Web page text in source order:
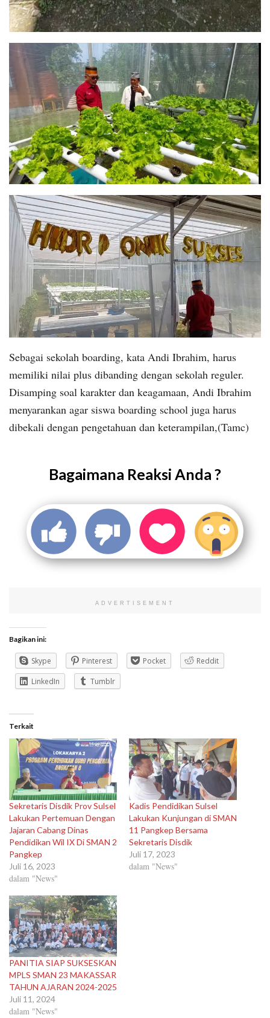
Sebagai sekolah boarding, kata Andi Ibrahim, harus
memiliki nilai plus dibanding dengan sekolah reguler.
Disamping soal karakter dan keagamaan, Andi Ibrahim
menyarankan agar siswa boarding school juga harus
dibekali dengan pengetahuan dan keterampilan,(Tamc)
Bagaimana Reaksi Anda ?
ADVERTISEMENT
Bagikan ini:
Skype Pinterest Pocket
Reddit
LinkedIn
Tumblr
Terkait
Sekretaris Disdik Prov Sulsel
Lakukan Pertemuan Dengan
Jajaran Cabang Dinas
Pendidikan Wil IX Di SMAN 2
Pangkep
Juli 16, 2023
dalam "News"
Kadis Pendidikan Sulsel
Lakukan Kunjungan di SMAN
11 Pangkep Bersama
Sekretaris Disdik
Juli 17, 2023
dalam "News"
PANITIA SIAP SUKSESKAN
MPLS SMAN 23 MAKASSAR
TAHUN AJARAN 2024-2025
Juli 11, 2024
dalam "News"